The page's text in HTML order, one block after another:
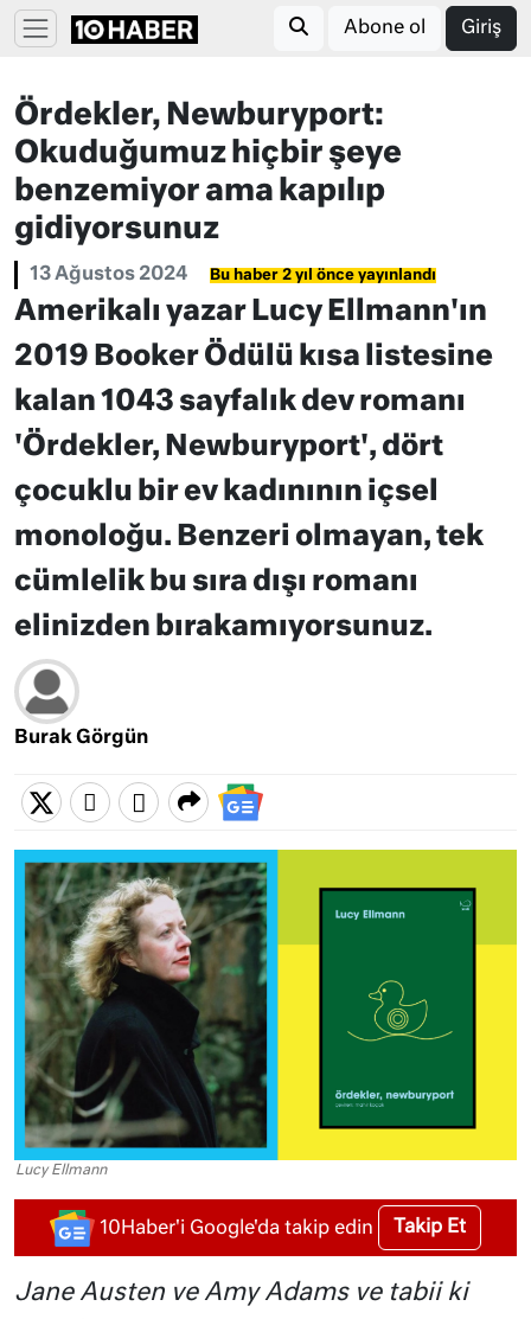
Abone ol Giriş
Ördekler, Newburyport:
Okuduğumuz hiçbir şeye
benzemiyor ama kapılıp
gidiyorsunuz
13 Ağustos 2024 Bu haber 2 yıl önce yayınlandı
Amerikalı yazar Lucy Ellmann'ın
2019 Booker Ödülü kısa listesine
kalan 1043 sayfalık dev romanı
'Ördekler, Newburyport', dört
çocuklu bir ev kadınının içsel
monoloğu. Benzeri olmayan, tek
cümlelik bu sıra dışı romanı
elinizden bırakamıyorsunuz.
Burak Görgün
Lucy Ellmann
10Haber'i Google'da takip edin Takip Et
Jane Austen ve Amy Adams ve tabii ki